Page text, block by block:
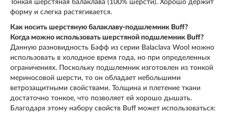
Тонкая шерстяная балаклава (100% шерсти). Хорошо держит
форму и слегка растягивается.
Как носить шерстяную балаклаву-подшлемник Buff?
Когда можно использовать шерстяной подшлемник Buff?
Данную разновидность Бафф из серии Balaclava Wool можно
использовать в холодное время года, но при определенных
ограничениях. Поскольку подшлемник изготовлен из тонкой
мериносовой шерсти, то он обладает небольшими
ветрозащитными свойствами. Толщина и плетение ткани
достаточно тонкое, что позволяет ей хорошо дышать.
Благодаря этому набору свойств Buff может использоваться: